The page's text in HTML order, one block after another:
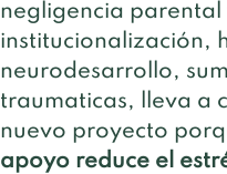
negligencia
institucionalización,
neurodesarrollo,
traumaticas, lleva a
nuevo proyecto
apoyo reduce el